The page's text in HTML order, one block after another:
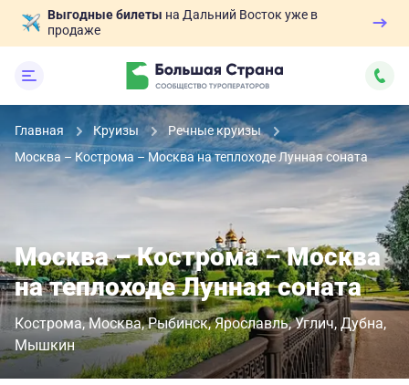
Выгодные билеты на Дальний Восток уже в
продаже
Главная Круизы
Речные круизы
Москва – Кострома – Москва на теплоходе Лунная соната
Москва – Кострома – Москва
на теплоходе Лунная соната
Кострома Москва Рыбинск Ярославль Углич Дубна
Мышкин